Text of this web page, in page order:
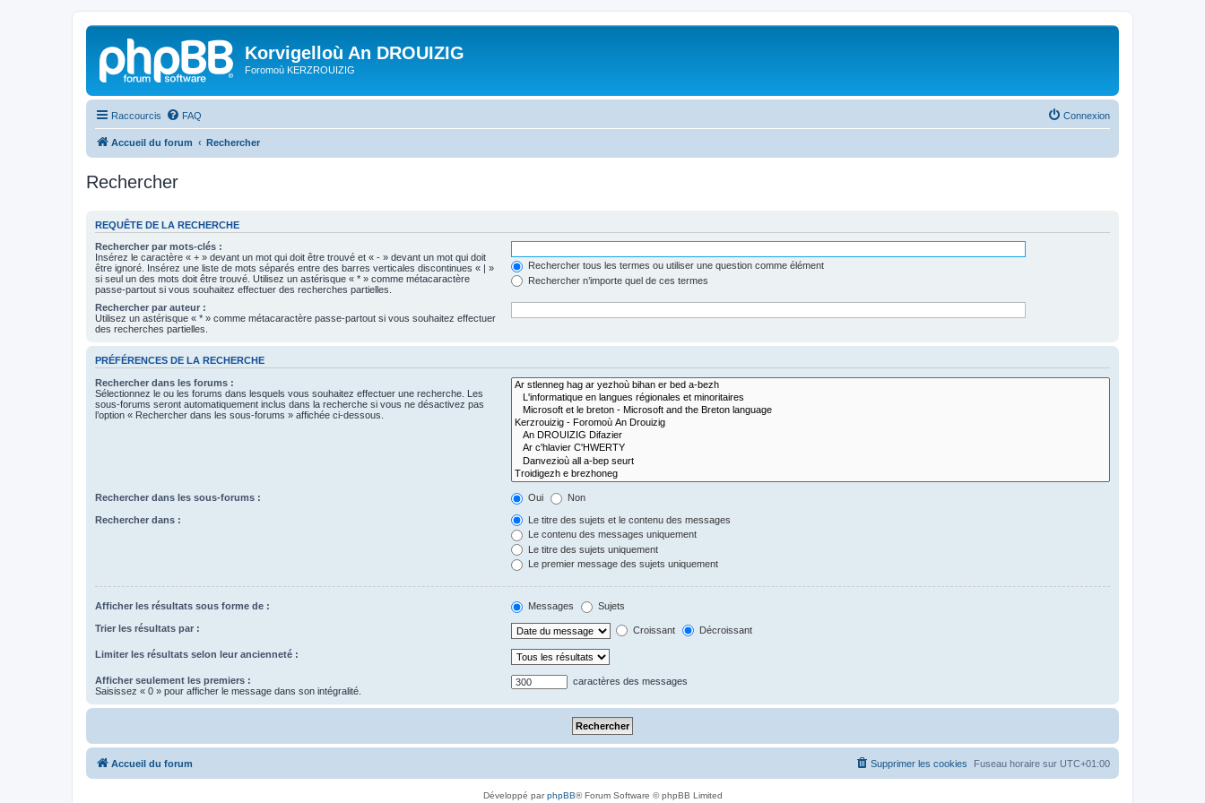
Korvigelloù An DROUIZIG
Foromoù KERZROUIZIG
Raccourcis FAQ Connexion
Accueil du forum Rechercher
Rechercher
REQUÊTE DE LA RECHERCHE
Rechercher par mots-clés :
Insérez le caractère « + » devant un mot qui doit être trouvé et « - » devant un mot qui doit
être ignoré. Insérez une liste de mots séparés entre des barres verticales discontinues « | »
si seul un des mots doit être trouvé. Utilisez un astérisque « * » comme métacaractère
passe-partout si vous souhaitez effectuer des recherches partielles.
Rechercher tous les termes ou utiliser une question comme élément
Rechercher n’importe quel de ces termes
Rechercher par auteur :
Utilisez un astérisque « * » comme métacaractère passe-partout si vous souhaitez effectuer
des recherches partielles.
PRÉFÉRENCES DE LA RECHERCHE
Rechercher dans les forums :
Sélectionnez le ou les forums dans lesquels vous souhaitez effectuer une recherche. Les
sous-forums seront automatiquement inclus dans la recherche si vous ne désactivez pas
l’option « Rechercher dans les sous-forums » affichée ci-dessous.
Rechercher dans les sous-forums : Oui Non
Rechercher dans :
Le titre des sujets et le contenu des messages
Le contenu des messages uniquement
Le titre des sujets uniquement
Le premier message des sujets uniquement
Afficher les résultats sous forme de : Messages Sujets
Trier les résultats par : Croissant Décroissant
Limiter les résultats selon leur ancienneté :
Afficher seulement les premiers :
Saisissez « 0 » pour afficher le message dans son intégralité.
caractères des messages
Accueil du forum Fuseau horaire sur UTC+01:00
Supprimer les cookies
Développé parphpBB® Forum Software © phpBB Limited